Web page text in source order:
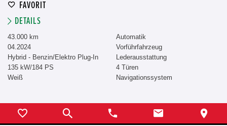
FAVORIT
DETAILS
43.000 km
04.2024
Hybrid - Benzin/Elektro Plug-In
135 kW/184 PS
Weiß
Automatik
Vorführfahrzeug
Lederausstattung
4 Türen
Navigationssystem